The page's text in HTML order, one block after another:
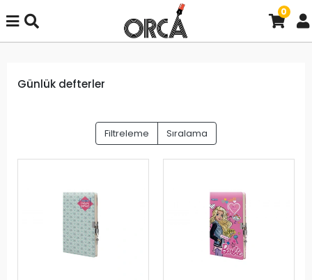
0
Günlük defterler
Filtreleme Sıralama